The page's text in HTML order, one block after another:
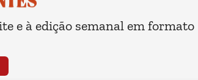
e à edição semanal em formato